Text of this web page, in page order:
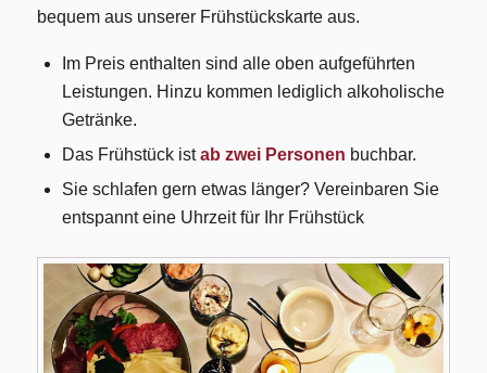
bequem aus unserer Frühstückskarte aus.
Im Preis enthalten sind alle oben aufgeführten
Leistungen. Hinzu kommen lediglich alkoholische
Getränke.
Das Frühstück istab zwei Personen buchbar.
Sie schlafen gern etwas länger? Vereinbaren Sie
entspannt eine Uhrzeit für Ihr Frühstück